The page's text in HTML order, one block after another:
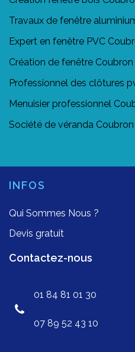
Travaux de fenêtre
Expert en fenêtre PVC
Création de fenêtre
Professionnel des clôtures
Menuisier professionnel
Société de véranda
INFOS
Qui Sommes Nous ?
Devis gratuit
Contactez-nous
01 84 81 01 30
07 89 52 43 10